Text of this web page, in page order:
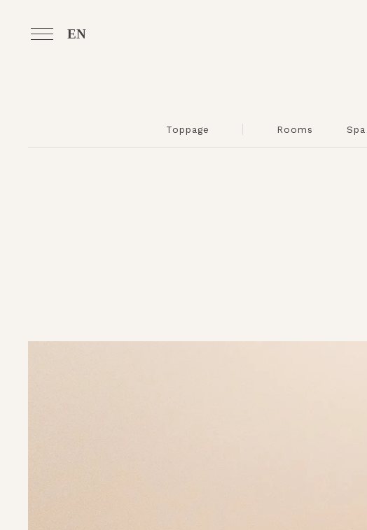
EN
Toppage Rooms Spa